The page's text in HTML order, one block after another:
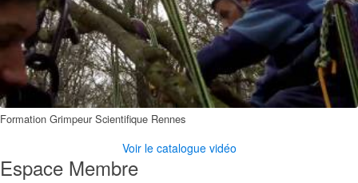
Formation Grimpeur Scientifique Rennes
Voir le catalogue vidéo
Espace Membre